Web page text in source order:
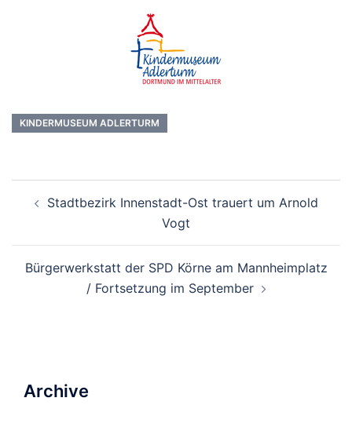
KINDERMUSEUM ADLERTURM
Navigation
Stadtbezirk Innenstadt-Ost trauert um Arnold
Vogt
Bürgerwerkstatt der SPD Körne am Mannheimplatz
/ Fortsetzung im September
Archive